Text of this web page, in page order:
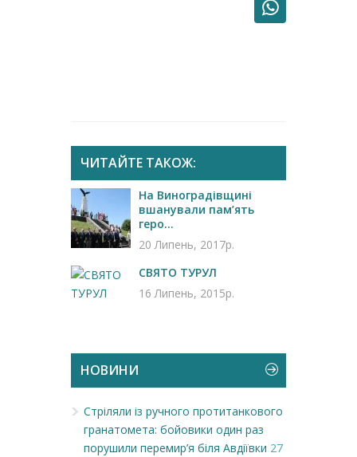
ЧИТАЙТЕ ТАКОЖ:
На Виноградівщині
вшанували пам’ять
геро...
20 Липень, 2017р.
СВЯТО ТУРУЛ
16 Липень, 2015р.
НОВИНИ
Стріляли із ручного протитанкового
гранатомета: бойовики один раз
порушили перемир’я біля Авдіївки 27